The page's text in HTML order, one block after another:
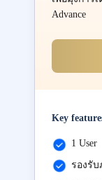
Advance
Key
1 User
รองรับ